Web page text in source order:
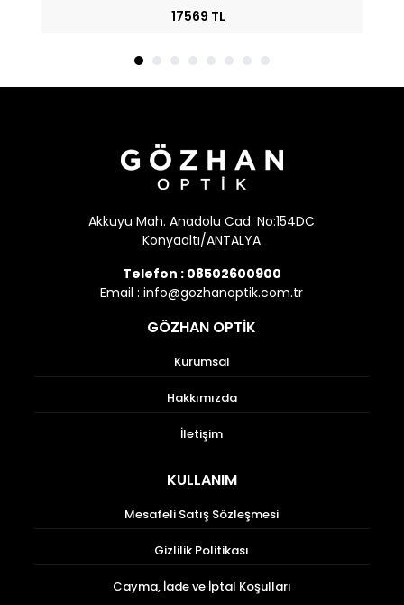
17569 TL
Akkuyu Mah. Anadolu Cad. No:154DC
Konyaaltı/ANTALYA
Telefon : 08502600900
Email :info@gozhanoptik.com.tr
GÖZHAN OPTİK
Kurumsal
Hakkımızda
İletişim
KULLANIM
Mesafeli Satış Sözleşmesi
Gizlilik Politikası
Cayma, İade ve İptal Koşulları